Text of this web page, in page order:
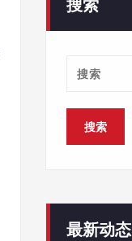
搜索
最新动态